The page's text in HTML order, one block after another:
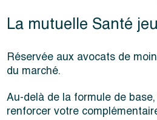
La mutuelle Santé
Réservée aux avocats de
du marché.
Au-delà de la formule de
renforcer votre